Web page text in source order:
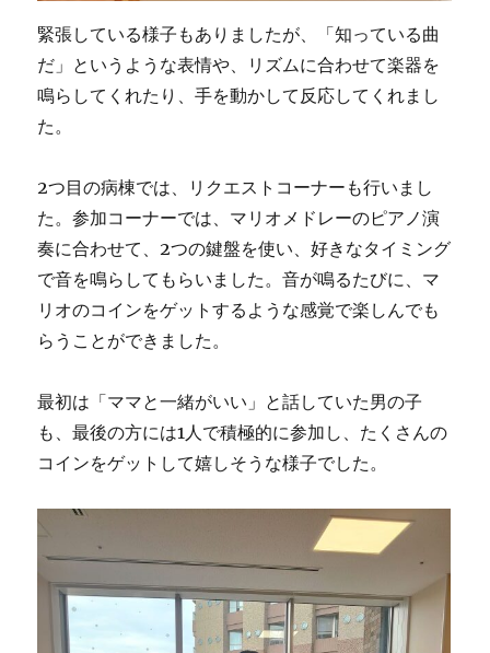
緊張している様子もありましたが、「知っている曲
だ」というような表情や、リズムに合わせて楽器を
鳴らしてくれたり、手を動かして反応してくれまし
た。
2つ目の病棟では、リクエストコーナーも行いまし
た。参加コーナーでは、マリオメドレーのピアノ演
奏に合わせて、2つの鍵盤を使い、好きなタイミング
で音を鳴らしてもらいました。音が鳴るたびに、マ
リオのコインをゲットするような感覚で楽しんでも
らうことができました。
最初は「ママと一緒がいい」と話していた男の子
も、最後の方には1人で積極的に参加し、たくさんの
コインをゲットして嬉しそうな様子でした。